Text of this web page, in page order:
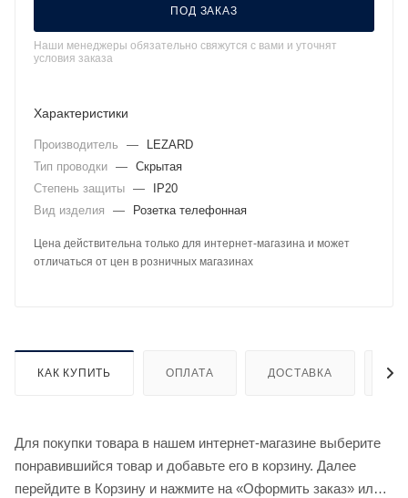
ПОД ЗАКАЗ
Наши менеджеры обязательно свяжутся с вами и уточнят
условия заказа
Характеристики
Производитель —
LEZARD
Тип проводки — Скрытая
Степень защиты —
IP20
Вид изделия
— Розетка телефонная
Цена действительна только для интернет-магазина и может
отличаться от цен в розничных магазинах
КАК КУПИТЬ ОПЛАТА ДОСТАВКА
Для покупки товара в нашем интернет-магазине выберите
понравившийся товар и добавьте его в корзину. Далее
перейдите в Корзину и нажмите на «Оформить заказ» или